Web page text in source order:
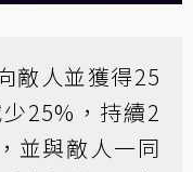
敵人並獲得25
25%，持續2
並與敵人一同